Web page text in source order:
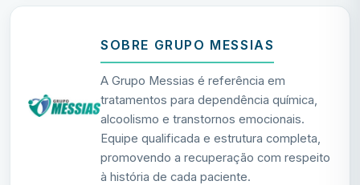
SOBRE GRUPO MESSIAS
A Grupo Messias é referência em
tratamentos para dependência química,
alcoolismo e transtornos emocionais.
Equipe qualificada e estrutura completa,
promovendo a recuperação com respeito
à história de cada paciente.